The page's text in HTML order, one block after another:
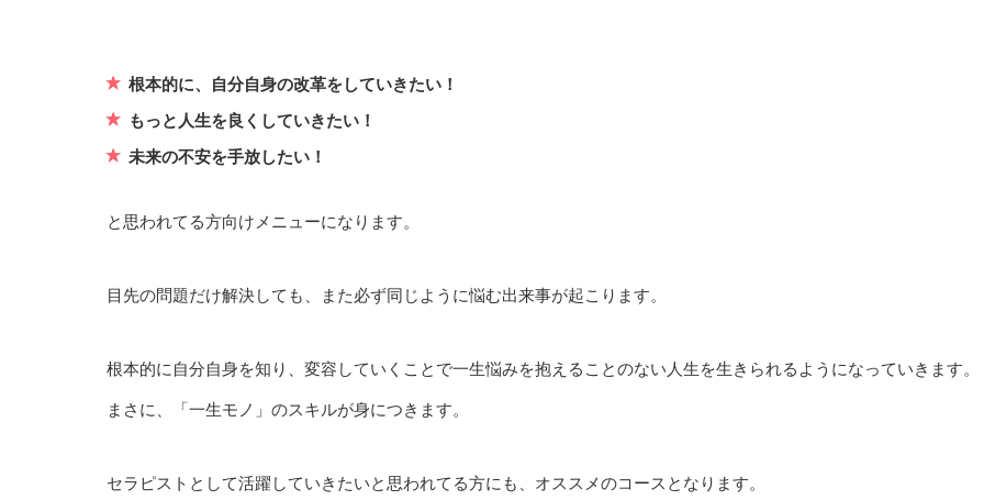
根本的に、自分自身の改革をしていきたい！
もっと人生を良くしていきたい！
未来の不安を手放したい！
と思われてる方向けメニューになります。
目先の問題だけ解決しても、また必ず同じように悩む出来事が起こります。
根本的に自分自身を知り、変容していくことで一生悩みを抱えることのない人生を生きられるようになっていきます。
まさに、「一生モノ」のスキルが身につきます。
セラピストとして活躍していきたいと思われてる方にも、オススメのコースとなります。